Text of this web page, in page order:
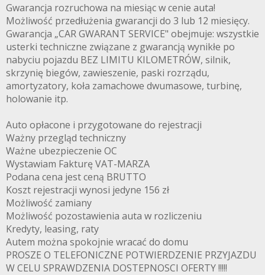
Gwarancja rozruchowa na miesiąc w cenie auta!
Możliwość przedłużenia gwarancji do 3 lub 12 miesięcy.
Gwarancja „CAR GWARANT SERVICE" obejmuje: wszystkie
usterki techniczne związane z gwarancją wynikłe po
nabyciu pojazdu BEZ LIMITU KILOMETRÓW, silnik,
skrzynię biegów, zawieszenie, paski rozrządu,
amortyzatory, koła zamachowe dwumasowe, turbinę,
holowanie itp.
Auto opłacone i przygotowane do rejestracji
Ważny przegląd techniczny
Ważne ubezpieczenie OC
Wystawiam Fakturę VAT-MARZA
Podana cena jest ceną BRUTTO
Koszt rejestracji wynosi jedyne 156 zł
Możliwość zamiany
Możliwość pozostawienia auta w rozliczeniu
Kredyty, leasing, raty
Autem można spokojnie wracać do domu
PROSZE O TELEFONICZNE POTWIERDZENIE PRZYJAZDU
W CELU SPRAWDZENIA DOSTEPNOSCI OFERTY !!!!!